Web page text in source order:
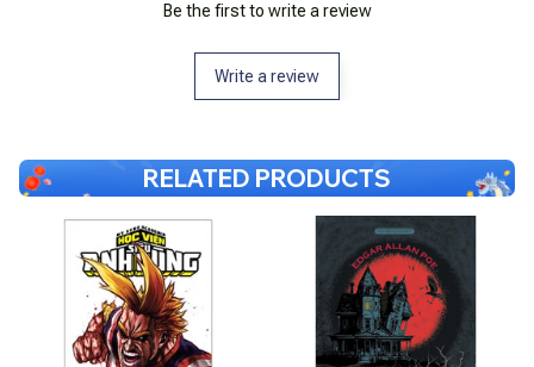
Be the first to write a review
Write a review
RELATED PRODUCTS